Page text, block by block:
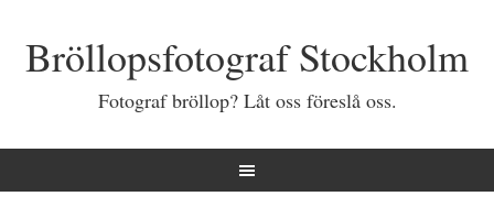
Bröllopsfotograf Stockholm
Fotograf bröllop? Låt oss föreslå oss.